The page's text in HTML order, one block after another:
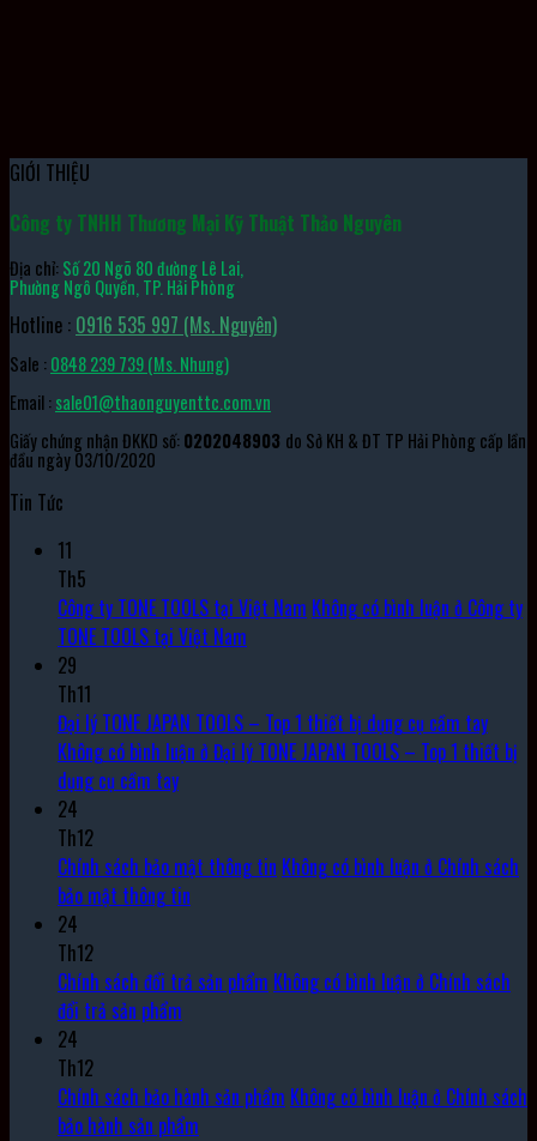
GIỚI THIỆU
Công ty TNHH Thương Mại Kỹ Thuật Thảo Nguyên
Địa chỉ:Số 20 Ngõ 80 đường Lê Lai,
Phường Ngô Quyền, TP. Hải Phòng
Hotline : 0916 535 997 (Ms. Nguyên)
Sale :0848 239 739 (Ms. Nhung)
Email :sale01@thaonguyenttc.com.vn
Giấy chứng nhận ĐKKD số:0202048903 do Sở KH & ĐT TP Hải Phòng cấp lần
đầu ngày 03/10/2020
Tin Tức
11
Th5
Công ty TONE TOOLS tại Việt Nam Không có bình luận ở Công ty
TONE TOOLS tại Việt Nam
29
Th11
Đại lý TONE JAPAN TOOLS – Top 1 thiết bị dụng cụ cầm tay
Không có bình luận ở Đại lý TONE JAPAN TOOLS – Top 1 thiết bị
dụng cụ cầm tay
24
Th12
Chính sách bảo mật thông tin Không có bình luận ở Chính sách
bảo mật thông tin
24
Th12
Chính sách đổi trả sản phẩm Không có bình luận ở Chính sách
đổi trả sản phẩm
24
Th12
Chính sách bảo hành sản phẩm Không có bình luận ở Chính sách
bảo hành sản phẩm